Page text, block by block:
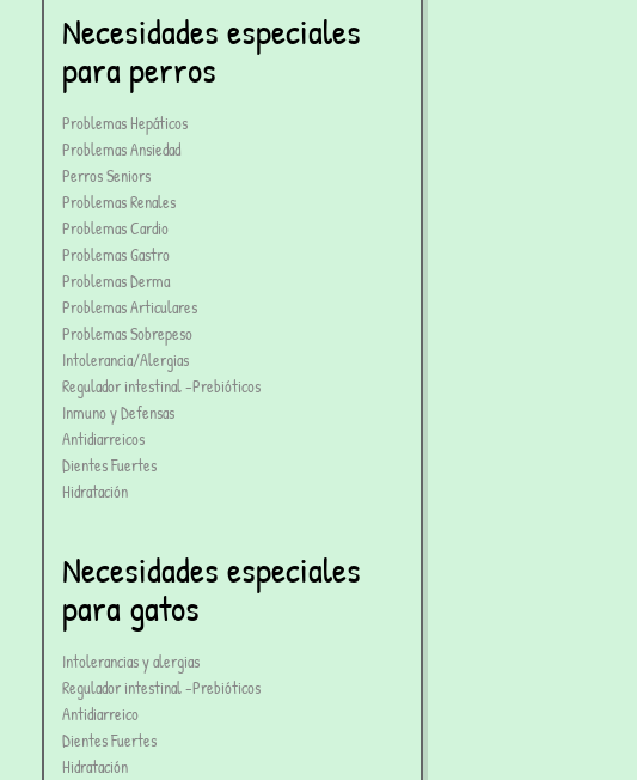
Necesidades especiales
para perros
Problemas Hepáticos
Problemas Ansiedad
Perros Seniors
Problemas Renales
Problemas Cardio
Problemas Gastro
Problemas Derma
Problemas Articulares
Problemas Sobrepeso
Intolerancia/Alergias
Regulador intestinal -Prebióticos
Inmuno y Defensas
Antidiarreicos
Dientes Fuertes
Hidratación
Necesidades especiales
para gatos
Intolerancias y alergias
Regulador intestinal -Prebióticos
Antidiarreico
Dientes Fuertes
Hidratación